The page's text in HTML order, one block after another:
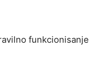
funkcionisanje